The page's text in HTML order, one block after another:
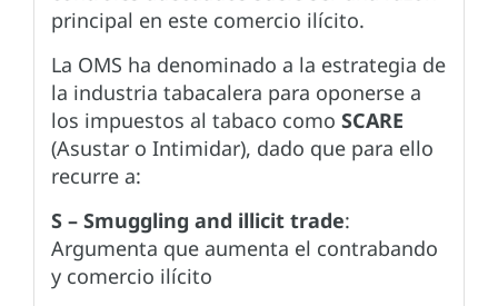
principal en este comercio ilícito.
La OMS ha denominado a la estrategia de
la industria tabacalera para oponerse a
los impuestos al tabaco como SCARE
(Asustar o Intimidar), dado que para ello
recurre a:
S – Smuggling and illicit trade:
Argumenta que aumenta el contrabando
y comercio ilícito